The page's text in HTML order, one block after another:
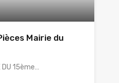
Mairie du
DU 15ème…